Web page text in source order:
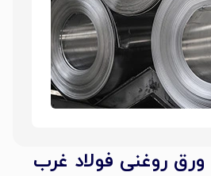
ورق روغنی فولاد غرب